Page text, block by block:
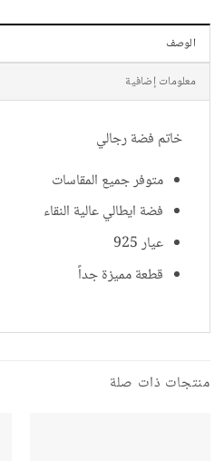
الوصف
معلومات إضافية
خاتم فضة رجالي
متوفر جميع المقاسات
فضة ايطالي عالية النقاء
عيار 925
قطعة مميزة جداً
منتجات ذات صلة